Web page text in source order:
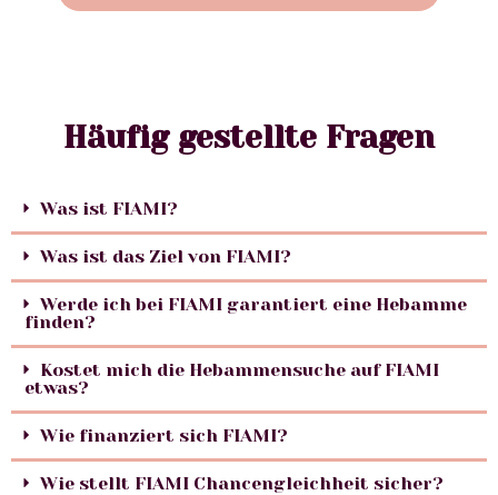
Häufig gestellte Fragen
Was ist FIAMI?
Was ist das Ziel von FIAMI?
Werde ich bei FIAMI garantiert eine Hebamme
finden?
Kostet mich die Hebammensuche auf FIAMI
etwas?
Wie finanziert sich FIAMI?
Wie stellt FIAMI Chancengleichheit sicher?